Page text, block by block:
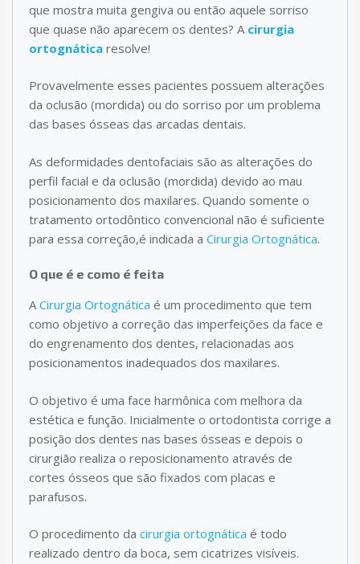
que mostra muita gengiva ou então aquele sorriso
que quase não aparecem os dentes? A cirurgia
ortognática resolve!
Provavelmente esses pacientes possuem alterações
da oclusão (mordida) ou do sorriso por um problema
das bases ósseas das arcadas dentais.
As deformidades dentofaciais são as alterações do
perfil facial e da oclusão (mordida) devido ao mau
posicionamento dos maxilares. Quando somente o
tratamento ortodôntico convencional não é suficiente
para essa correção,é indicada a Cirurgia Ortognática.
O que é e como é feita
ACirurgia Ortognática é um procedimento que tem
como objetivo a correção das imperfeições da face e
do engrenamento dos dentes, relacionadas aos
posicionamentos inadequados dos maxilares.
O objetivo é uma face harmônica com melhora da
estética e função. Inicialmente o ortodontista corrige a
posição dos dentes nas bases ósseas e depois o
cirurgião realiza o reposicionamento através de
cortes ósseos que são fixados com placas e
parafusos.
O procedimento da cirurgia ortognática é todo
realizado dentro da boca, sem cicatrizes visíveis.